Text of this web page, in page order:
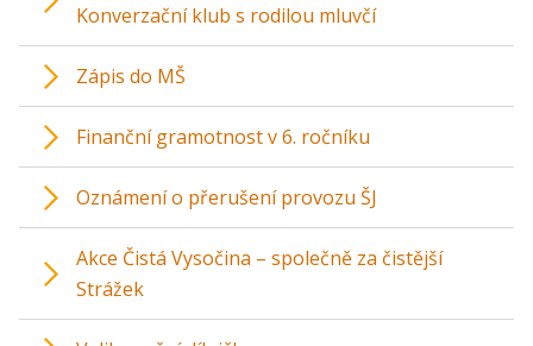
Konverzační klub s rodilou mluvčí
Zápis do MŠ
Finanční gramotnost v 6. ročníku
Oznámení o přerušení provozu ŠJ
Akce Čistá Vysočina – společně za čistější
Strážek